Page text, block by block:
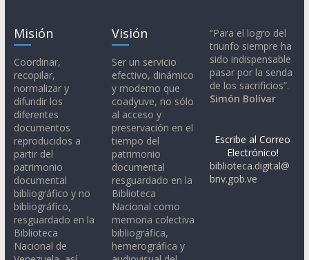
Misión
Coordinar,
recopilar,
normalizar y
difundir los
diferentes
documentos
reproducidos a
partir del
patrimonio
documental
bibliográfico y no
bibliográfico,
resguardado en la
Biblioteca
Nacional de
Visión
Ser un servicio
efectivo, dinámico
y moderno que
coadyuve, no sólo
al acceso y
preservación en el
tiempo del
patrimonio
documental
resguardado en la
Biblioteca
Nacional como
memoria colectiva
bibliográfica,
hemerográfica y
“Para el logro del
triunfo siempre ha
sido indispensable
pasar por la senda
de los sacrificios”.
Simón Bolívar
Escribe al Correo
Electrónico!
biblioteca.digital@
bnv.gob.ve